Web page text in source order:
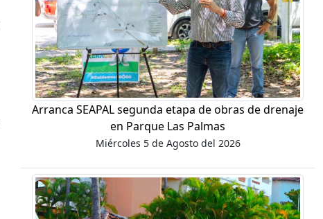
Arranca SEAPAL segunda etapa de obras de drenaje
en Parque Las Palmas
Miércoles 5 de Agosto del 2026